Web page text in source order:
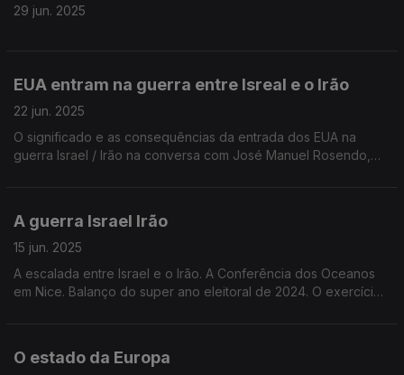
29 jun. 2025
EUA entram na guerra entre Isreal e o Irão
22 jun. 2025
O significado e as consequências da entrada dos EUA na
guerra Israel / Irão na conversa com José Manuel Rosendo,
A guerra Israel Irão
15 jun. 2025
A escalada entre Israel e o Irão. A Conferência dos Oceanos
em Nice. Balanço do super ano eleitoral de 2024. O exercício
O estado da Europa